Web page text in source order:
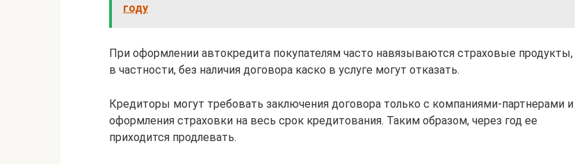
году
При оформлении автокредита покупателям часто навязываются страховые продукты,
в частности, без наличия договора каско в услуге могут отказать.
Кредиторы могут требовать заключения договора только с компаниями-партнерами и
оформления страховки на весь срок кредитования. Таким образом, через год ее
приходится продлевать.